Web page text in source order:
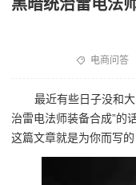
黑暗统治雷电法
电商问答
最近有些日子没和
治雷电法师装备合成”的
这篇文章就是为你而写